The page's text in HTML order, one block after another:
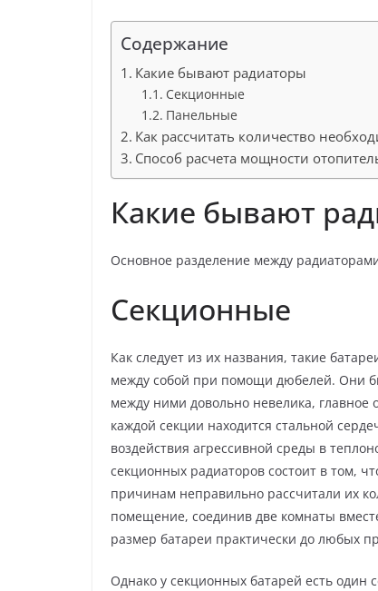
Содержание
Какие бывают радиаторы
Секционные
Панельные
Как рассчитать количество
Способ расчета мощности
Какие бывают
Основное разделение между
Секционные
Как следует из их названия, такие
между собой при помощи дюбелей. Они
между ними довольно невелика, главное
каждой секции находится стальной
воздействия агрессивной среды в
секционных радиаторов состоит в том,
причинам неправильно рассчитали их
помещение, соединив две комнаты
размер батареи практически до любых
Однако у секционных батарей есть